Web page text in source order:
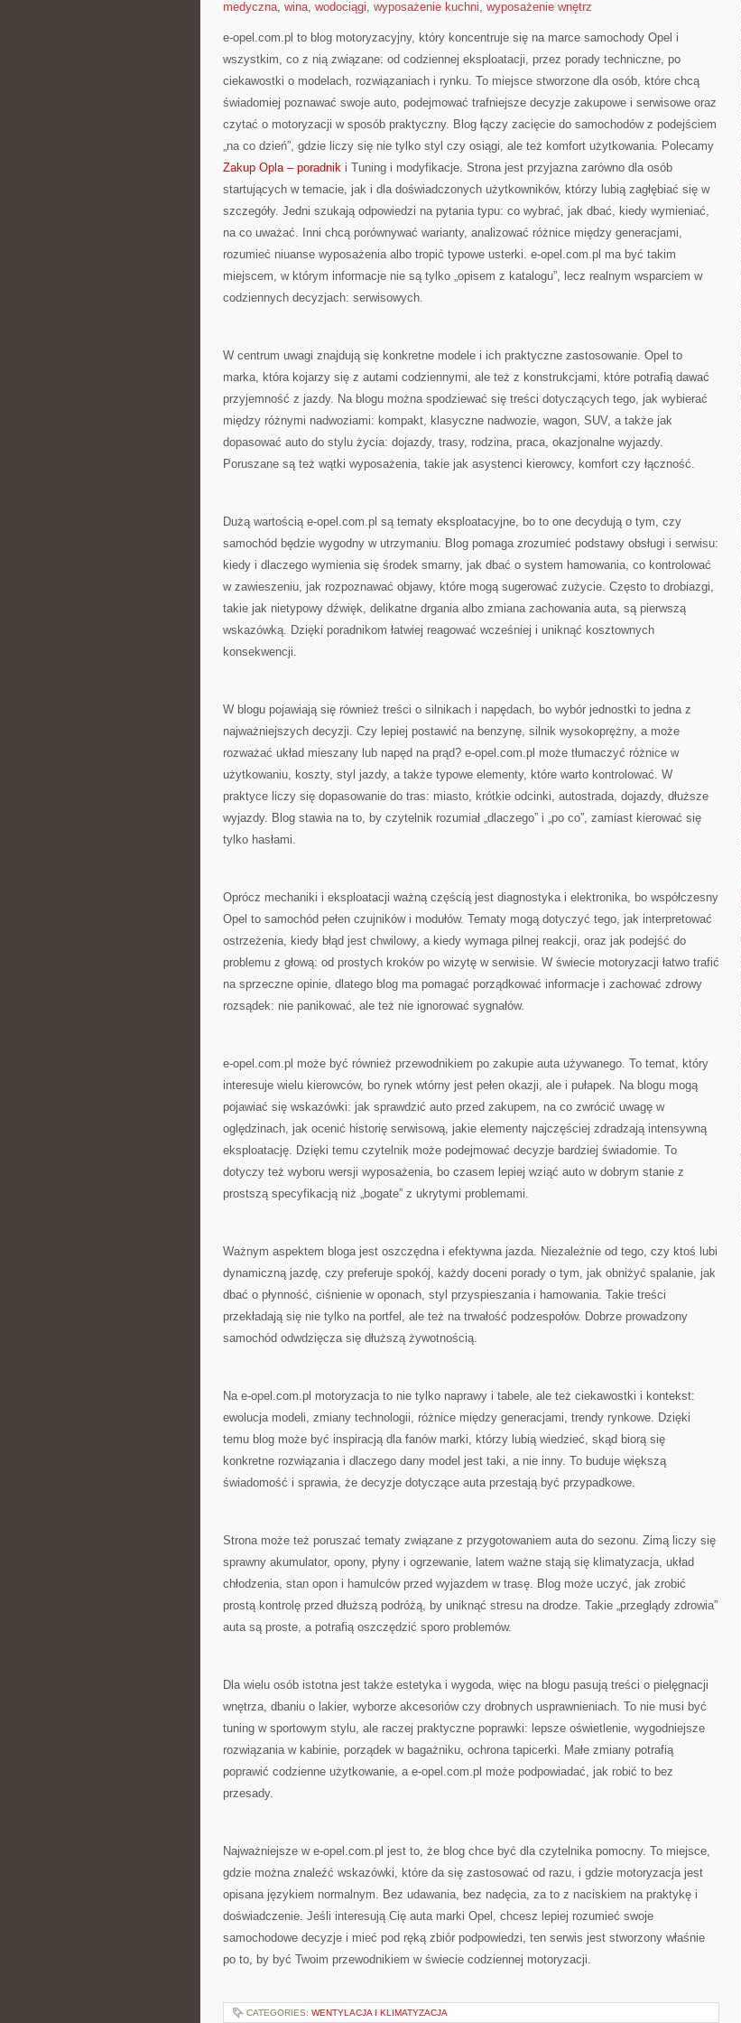
medyczna, wina, wodociągi, wyposażenie kuchni, wyposażenie wnętrz
e-opel.com.pl to blog motoryzacyjny, który koncentruje się na marce samochody Opel i
wszystkim, co z nią związane: od codziennej eksploatacji, przez porady techniczne, po
ciekawostki o modelach, rozwiązaniach i rynku. To miejsce stworzone dla osób, które chcą
świadomiej poznawać swoje auto, podejmować trafniejsze decyzje zakupowe i serwisowe oraz
czytać o motoryzacji w sposób praktyczny. Blog łączy zacięcie do samochodów z podejściem
„na co dzień”, gdzie liczy się nie tylko styl czy osiągi, ale też komfort użytkowania. Polecamy
Zakup Opla – poradnik i Tuning i modyfikacje. Strona jest przyjazna zarówno dla osób
startujących w temacie, jak i dla doświadczonych użytkowników, którzy lubią zagłębiać się w
szczegóły. Jedni szukają odpowiedzi na pytania typu: co wybrać, jak dbać, kiedy wymieniać,
na co uważać. Inni chcą porównywać warianty, analizować różnice między generacjami,
rozumieć niuanse wyposażenia albo tropić typowe usterki. e-opel.com.pl ma być takim
miejscem, w którym informacje nie są tylko „opisem z katalogu”, lecz realnym wsparciem w
codziennych decyzjach: serwisowych.
W centrum uwagi znajdują się konkretne modele i ich praktyczne zastosowanie. Opel to
marka, która kojarzy się z autami codziennymi, ale też z konstrukcjami, które potrafią dawać
przyjemność z jazdy. Na blogu można spodziewać się treści dotyczących tego, jak wybierać
między różnymi nadwoziami: kompakt, klasyczne nadwozie, wagon, SUV, a także jak
dopasować auto do stylu życia: dojazdy, trasy, rodzina, praca, okazjonalne wyjazdy.
Poruszane są też wątki wyposażenia, takie jak asystenci kierowcy, komfort czy łączność.
Dużą wartością e-opel.com.pl są tematy eksploatacyjne, bo to one decydują o tym, czy
samochód będzie wygodny w utrzymaniu. Blog pomaga zrozumieć podstawy obsługi i serwisu:
kiedy i dlaczego wymienia się środek smarny, jak dbać o system hamowania, co kontrolować
w zawieszeniu, jak rozpoznawać objawy, które mogą sugerować zużycie. Często to drobiazgi,
takie jak nietypowy dźwięk, delikatne drgania albo zmiana zachowania auta, są pierwszą
wskazówką. Dzięki poradnikom łatwiej reagować wcześniej i uniknąć kosztownych
konsekwencji.
W blogu pojawiają się również treści o silnikach i napędach, bo wybór jednostki to jedna z
najważniejszych decyzji. Czy lepiej postawić na benzynę, silnik wysokoprężny, a może
rozważać układ mieszany lub napęd na prąd? e-opel.com.pl może tłumaczyć różnice w
użytkowaniu, koszty, styl jazdy, a także typowe elementy, które warto kontrolować. W
praktyce liczy się dopasowanie do tras: miasto, krótkie odcinki, autostrada, dojazdy, dłuższe
wyjazdy. Blog stawia na to, by czytelnik rozumiał „dlaczego” i „po co”, zamiast kierować się
tylko hasłami.
Oprócz mechaniki i eksploatacji ważną częścią jest diagnostyka i elektronika, bo współczesny
Opel to samochód pełen czujników i modułów. Tematy mogą dotyczyć tego, jak interpretować
ostrzeżenia, kiedy błąd jest chwilowy, a kiedy wymaga pilnej reakcji, oraz jak podejść do
problemu z głową: od prostych kroków po wizytę w serwisie. W świecie motoryzacji łatwo trafić
na sprzeczne opinie, dlatego blog ma pomagać porządkować informacje i zachować zdrowy
rozsądek: nie panikować, ale też nie ignorować sygnałów.
e-opel.com.pl może być również przewodnikiem po zakupie auta używanego. To temat, który
interesuje wielu kierowców, bo rynek wtórny jest pełen okazji, ale i pułapek. Na blogu mogą
pojawiać się wskazówki: jak sprawdzić auto przed zakupem, na co zwrócić uwagę w
oględzinach, jak ocenić historię serwisową, jakie elementy najczęściej zdradzają intensywną
eksploatację. Dzięki temu czytelnik może podejmować decyzje bardziej świadomie. To
dotyczy też wyboru wersji wyposażenia, bo czasem lepiej wziąć auto w dobrym stanie z
prostszą specyfikacją niż „bogate” z ukrytymi problemami.
Ważnym aspektem bloga jest oszczędna i efektywna jazda. Niezależnie od tego, czy ktoś lubi
dynamiczną jazdę, czy preferuje spokój, każdy doceni porady o tym, jak obniżyć spalanie, jak
dbać o płynność, ciśnienie w oponach, styl przyspieszania i hamowania. Takie treści
przekładają się nie tylko na portfel, ale też na trwałość podzespołów. Dobrze prowadzony
samochód odwdzięcza się dłuższą żywotnością.
Na e-opel.com.pl motoryzacja to nie tylko naprawy i tabele, ale też ciekawostki i kontekst:
ewolucja modeli, zmiany technologii, różnice między generacjami, trendy rynkowe. Dzięki
temu blog może być inspiracją dla fanów marki, którzy lubią wiedzieć, skąd biorą się
konkretne rozwiązania i dlaczego dany model jest taki, a nie inny. To buduje większą
świadomość i sprawia, że decyzje dotyczące auta przestają być przypadkowe.
Strona może też poruszać tematy związane z przygotowaniem auta do sezonu. Zimą liczy się
sprawny akumulator, opony, płyny i ogrzewanie, latem ważne stają się klimatyzacja, układ
chłodzenia, stan opon i hamulców przed wyjazdem w trasę. Blog może uczyć, jak zrobić
prostą kontrolę przed dłuższą podróżą, by uniknąć stresu na drodze. Takie „przeglądy zdrowia”
auta są proste, a potrafią oszczędzić sporo problemów.
Dla wielu osób istotna jest także estetyka i wygoda, więc na blogu pasują treści o pielęgnacji
wnętrza, dbaniu o lakier, wyborze akcesoriów czy drobnych usprawnieniach. To nie musi być
tuning w sportowym stylu, ale raczej praktyczne poprawki: lepsze oświetlenie, wygodniejsze
rozwiązania w kabinie, porządek w bagażniku, ochrona tapicerki. Małe zmiany potrafią
poprawić codzienne użytkowanie, a e-opel.com.pl może podpowiadać, jak robić to bez
przesady.
Najważniejsze w e-opel.com.pl jest to, że blog chce być dla czytelnika pomocny. To miejsce,
gdzie można znaleźć wskazówki, które da się zastosować od razu, i gdzie motoryzacja jest
opisana językiem normalnym. Bez udawania, bez nadęcia, za to z naciskiem na praktykę i
doświadczenie. Jeśli interesują Cię auta marki Opel, chcesz lepiej rozumieć swoje
samochodowe decyzje i mieć pod ręką zbiór podpowiedzi, ten serwis jest stworzony właśnie
po to, by być Twoim przewodnikiem w świecie codziennej motoryzacji.
CATEGORIES: WENTYLACJA I KLIMATYZACJA